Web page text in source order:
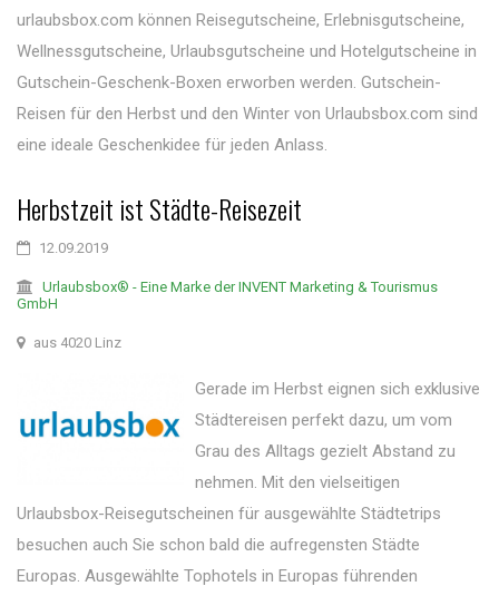
urlaubsbox.com können Reisegutscheine, Erlebnisgutscheine,
Wellnessgutscheine, Urlaubsgutscheine und Hotelgutscheine in
Gutschein-Geschenk-Boxen erworben werden. Gutschein-
Reisen für den Herbst und den Winter von Urlaubsbox.com sind
eine ideale Geschenkidee für jeden Anlass.
Herbstzeit ist Städte-Reisezeit
12.09.2019
Urlaubsbox® - Eine Marke der INVENT Marketing & Tourismus
GmbH
aus 4020 Linz
Gerade im Herbst eignen sich exklusive
Städtereisen perfekt dazu, um vom
Grau des Alltags gezielt Abstand zu
nehmen. Mit den vielseitigen
Urlaubsbox-Reisegutscheinen für ausgewählte Städtetrips
besuchen auch Sie schon bald die aufregensten Städte
Europas. Ausgewählte Tophotels in Europas führenden